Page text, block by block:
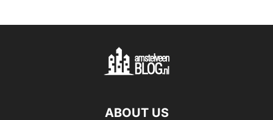
ABOUT US